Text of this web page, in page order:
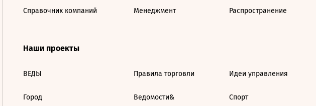
Справочник компаний Менеджмент Распространение
Наши проекты
ВЕДЫ
Город
Правила торговли
Ведомости&
Идеи управления
Спорт